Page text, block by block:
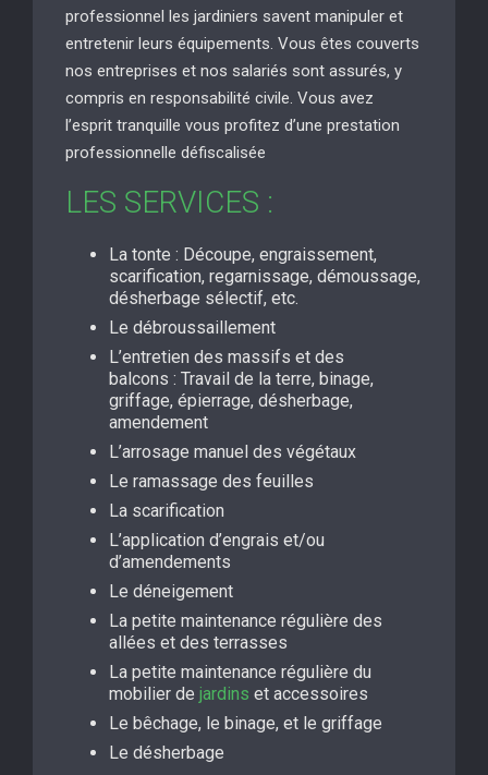
professionnel les jardiniers savent manipuler et
entretenir leurs équipements. Vous êtes couverts
nos entreprises et nos salariés sont assurés, y
compris en responsabilité civile. Vous avez
l’esprit tranquille vous profitez d’une prestation
professionnelle défiscalisée
LES SERVICES :
La tonte : Découpe, engraissement,
scarification, regarnissage, démoussage,
désherbage sélectif, etc.
Le débroussaillement
L’entretien des massifs et des
balcons : Travail de la terre, binage,
griffage, épierrage, désherbage,
amendement
L’arrosage manuel des végétaux
Le ramassage des feuilles
La scarification
L’application d’engrais et/ou
d’amendements
Le déneigement
La petite maintenance régulière des
allées et des terrasses
La petite maintenance régulière du
mobilier de jardins et accessoires
Le bêchage, le binage, et le griffage
Le désherbage